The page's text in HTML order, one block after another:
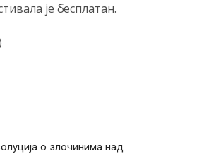
је бесплатан.
о злочинима над